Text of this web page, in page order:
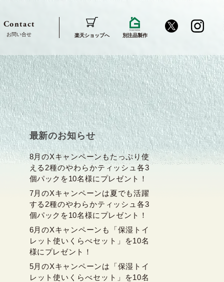
Contact
楽天ショップへ 別注品製作
最新のお知らせ
8月のXキャンペーンもたっぷり使
える2種のやわらかティッシュ各3
個パックを10名様にプレゼント！
7月のXキャンペーンは夏でも活躍
する2種のやわらかティッシュ各3
個パックを10名様にプレゼント！
6月のXキャンペーンも「保湿トイ
レット使いくらべセット」を10名
様にプレゼント！
5月のXキャンペーンは「保湿トイ
レット使いくらべセット」を10名